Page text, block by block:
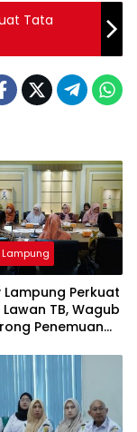
Tata
Lampung
Lampung Perkuat
TB, Wagub
Penemuan